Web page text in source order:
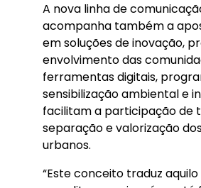
A nova linha de
acompanha também a
em soluções de inovação,
envolvimento das
ferramentas digitais,
sensibilização ambiental e
facilitam a participação de
separação e valorização
urbanos.
“Este conceito traduz